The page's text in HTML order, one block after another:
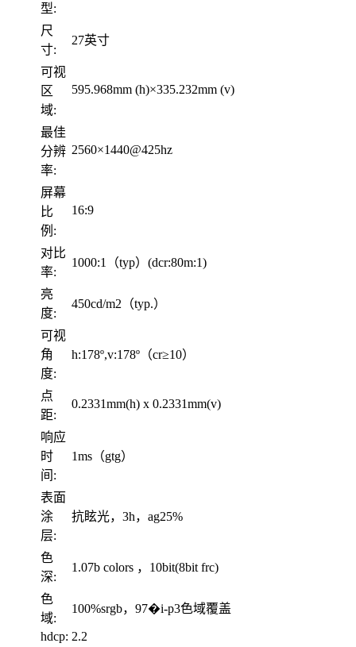
型:
尺
寸:
27英寸
可视
区
域:
595.968mm (h)×335.232mm (v)
最佳
分辨
率:
2560×1440@425hz
屏幕
比
例:
16:9
对比
率:
1000:1（typ）(dcr:80m:1)
亮
度:
450cd/m2（typ.）
可视
角
度:
h:178º,v:178º（cr≥10）
点
距:
0.2331mm(h) x 0.2331mm(v)
响应
时
间:
1ms（gtg）
表面
涂
层:
抗眩光，3h，ag25%
色
深:
1.07b colors ，10bit(8bit frc)
色
域:
100%srgb，97�i-p3色域覆盖
hdcp: 2.2